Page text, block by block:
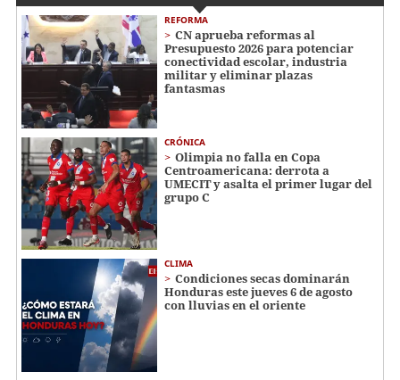
REFORMA
CN aprueba reformas al
Presupuesto 2026 para potenciar
conectividad escolar, industria
militar y eliminar plazas
fantasmas
CRÓNICA
Olimpia no falla en Copa
Centroamericana: derrota a
UMECIT y asalta el primer lugar del
grupo C
CLIMA
Condiciones secas dominarán
Honduras este jueves 6 de agosto
con lluvias en el oriente